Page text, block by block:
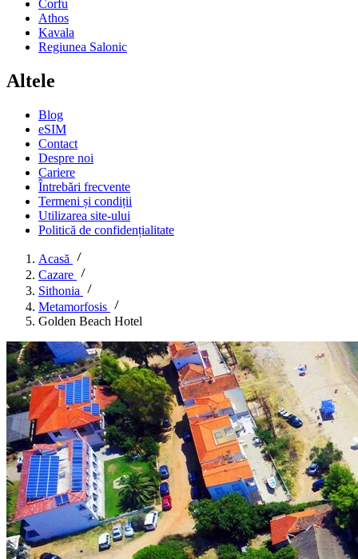
Corfu
Athos
Kavala
Regiunea Salonic
Altele
Blog
eSIM
Contact
Despre noi
Cariere
Întrebări frecvente
Termeni și condiții
Utilizarea site-ului
Politică de confidențialitate
Acasă
Cazare
Sithonia
Metamorfosis
Golden Beach Hotel